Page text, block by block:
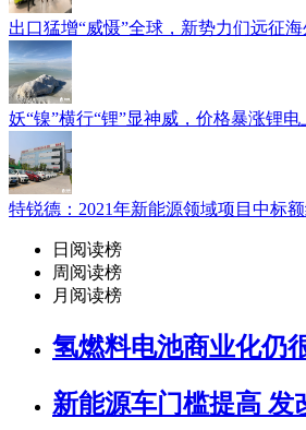
出口猛增“威慑”全球，新势力们远征
妖“镍”横行“锂”显神威，价格暴涨锂电
特锐德：2021年新能源领域项目中标
日阅读榜
周阅读榜
月阅读榜
氢燃料电池商业化仍
新能源车门槛提高 发